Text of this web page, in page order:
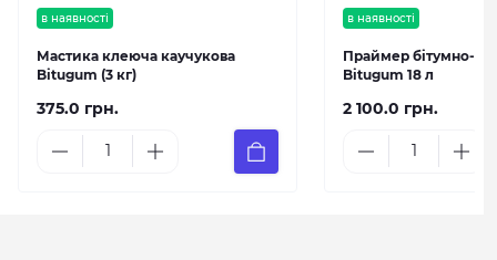
в наявності
Мастика клеюча каучукова
Bitugum (3 кг)
375.0 грн.
в наявності
Праймер бітумно-
Bitugum 18 л
2 100.0 грн.